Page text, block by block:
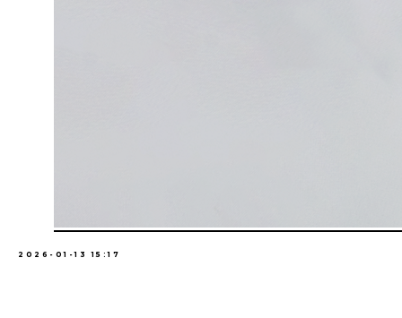
2026-01-13 15:17